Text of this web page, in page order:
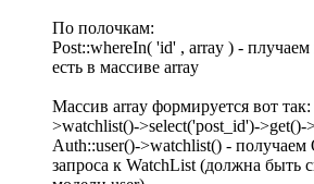
По полочкам:
Post::whereIn( 'id' , array ) -
есть в массиве array
Массив array формируется вот
>watchlist()->select('post_id')->get()-
Auth::user()->watchlist() - получаем
запроса к WatchList (должна быть